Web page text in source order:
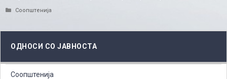
Categories
Соопштенија
ОДНОСИ СО ЈАВНОСТА
Соопштенија